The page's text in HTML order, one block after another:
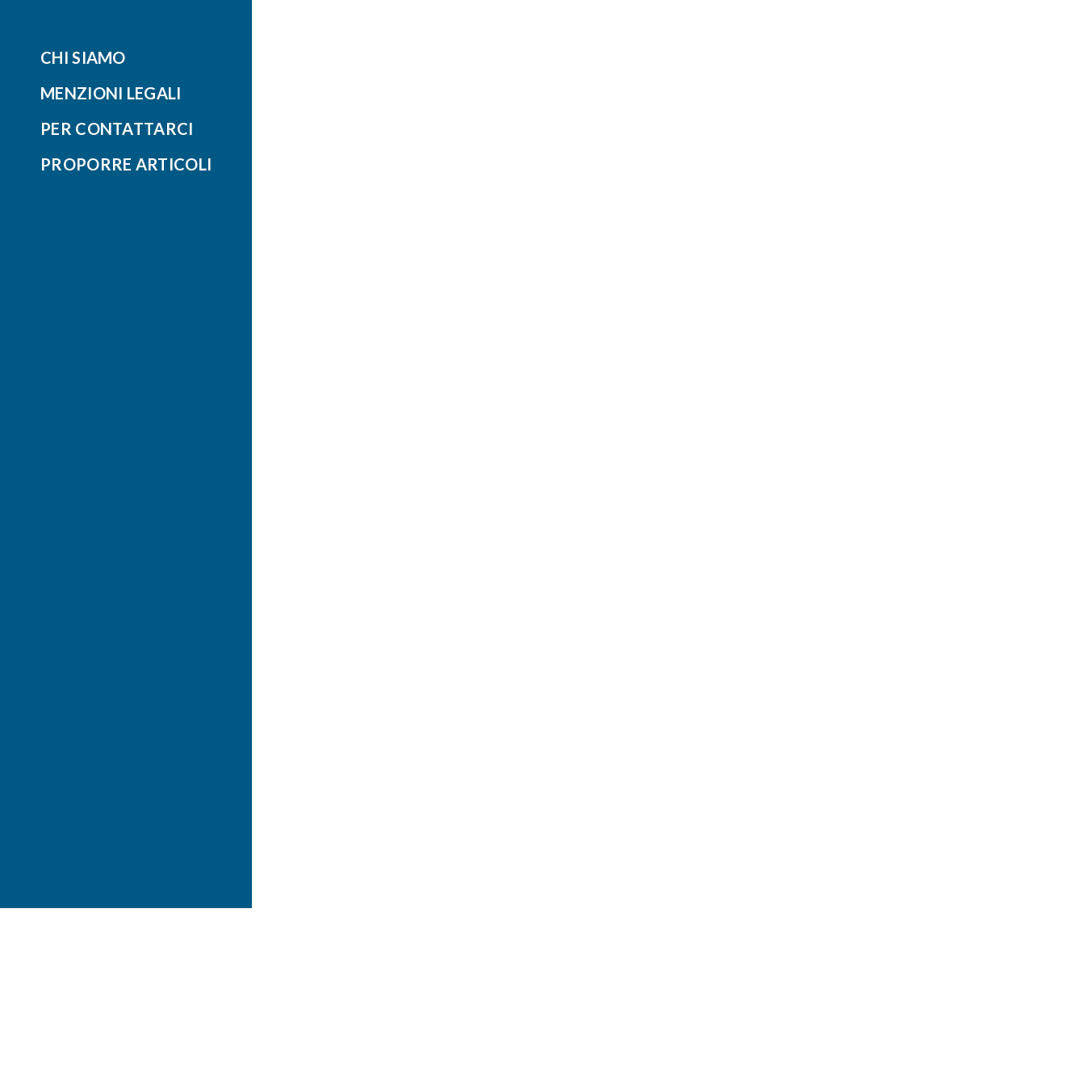
CHI SIAMO
MENZIONI LEGALI
PER CONTATTARCI
PROPORRE ARTICOLI